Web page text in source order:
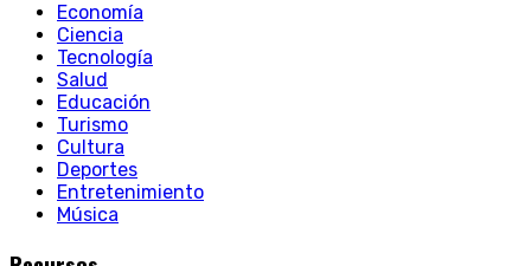
Economía
Ciencia
Tecnología
Salud
Educación
Turismo
Cultura
Deportes
Entretenimiento
Música